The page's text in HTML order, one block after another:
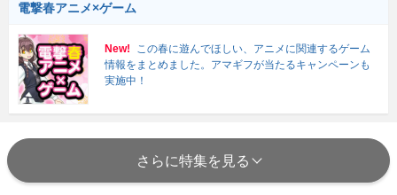
電撃春アニメ×ゲーム
New!
この春に遊んでほしい、アニメに関連するゲーム
情報をまとめました。アマギフが当たるキャンペーンも
実施中！
さらに特集を見る